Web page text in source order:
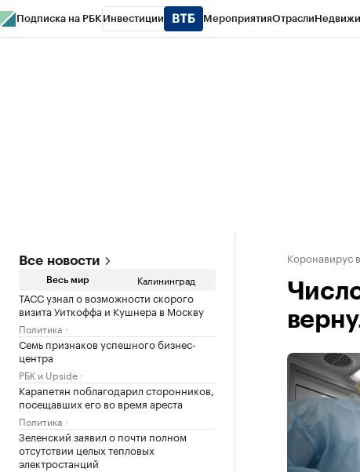
Подписка на РБК Инвестиции МероприятияОтрасли
Все новости
Весь мир Калининград
ТАСС узнал о возможности скорого
визита Уиткоффа и Кушнера в Москву
Политика
Семь признаков успешного бизнес-
центра
РБК и Upside
Карапетян поблагодарил сторонников,
посещавших его во время ареста
Политика
Зеленский заявил о почти полном
отсутствии целых тепловых
электростанций
Коронавирус